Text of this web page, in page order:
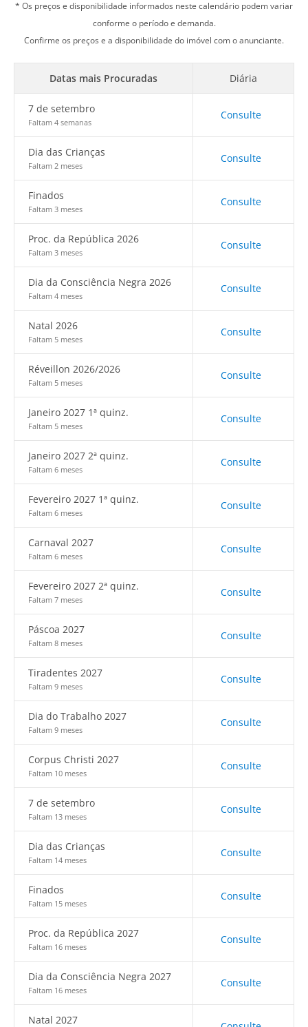
* Os preços e disponibilidade informados neste calendário podem variar
conforme o período e demanda.
Confirme os preços e a disponibilidade do imóvel com o anunciante.
Datas mais Procuradas Diária
7 de setembro
Faltam 4 semanas
Consulte
Dia das Crianças
Faltam 2 meses
Consulte
Finados
Faltam 3 meses
Consulte
Proc. da República 2026
Faltam 3 meses
Consulte
Dia da Consciência Negra 2026
Faltam 4 meses
Consulte
Natal 2026
Faltam 5 meses
Consulte
Réveillon 2026/2026
Faltam 5 meses
Consulte
Janeiro 2027 1ª quinz.
Faltam 5 meses
Consulte
Janeiro 2027 2ª quinz.
Faltam 6 meses
Consulte
Fevereiro 2027 1ª quinz.
Faltam 6 meses
Consulte
Carnaval 2027
Faltam 6 meses
Consulte
Fevereiro 2027 2ª quinz.
Faltam 7 meses
Consulte
Páscoa 2027
Faltam 8 meses
Consulte
Tiradentes 2027
Faltam 9 meses
Consulte
Dia do Trabalho 2027
Faltam 9 meses
Consulte
Corpus Christi 2027
Faltam 10 meses
Consulte
7 de setembro
Faltam 13 meses
Consulte
Dia das Crianças
Faltam 14 meses
Consulte
Finados
Faltam 15 meses
Consulte
Proc. da República 2027
Faltam 16 meses
Consulte
Dia da Consciência Negra 2027
Faltam 16 meses
Consulte
Natal 2027